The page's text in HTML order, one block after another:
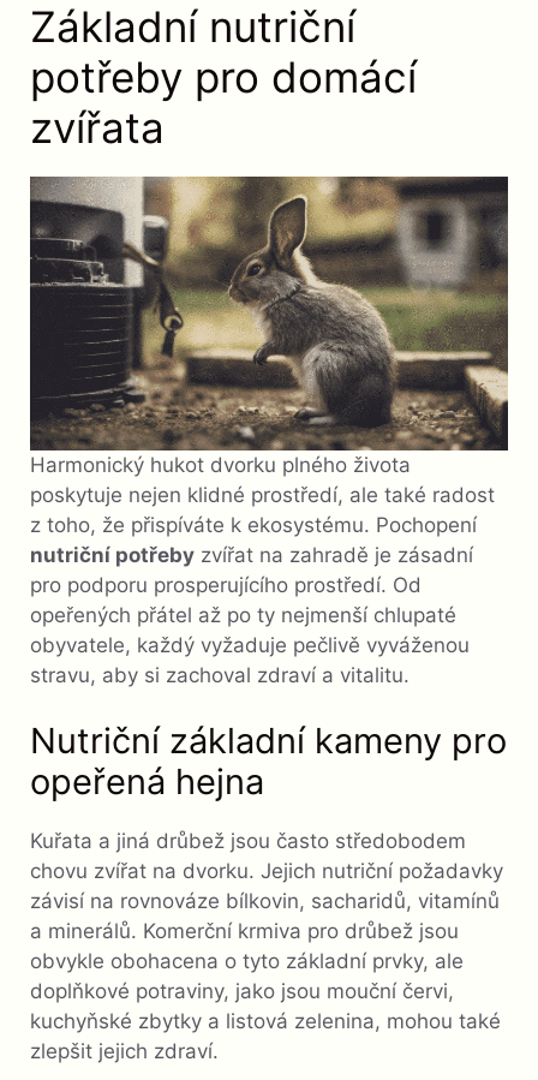
Základní nutriční
potřeby pro domácí
zvířata
Harmonický hukot dvorku plného života
poskytuje nejen klidné prostředí, ale také radost
z toho, že přispíváte k ekosystému. Pochopení
nutriční potřeby zvířat na zahradě je zásadní
pro podporu prosperujícího prostředí. Od
opeřených přátel až po ty nejmenší chlupaté
obyvatele, každý vyžaduje pečlivě vyváženou
stravu, aby si zachoval zdraví a vitalitu.
Nutriční základní kameny pro
opeřená hejna
Kuřata a jiná drůbež jsou často středobodem
chovu zvířat na dvorku. Jejich nutriční požadavky
závisí na rovnováze bílkovin, sacharidů, vitamínů
a minerálů. Komerční krmiva pro drůbež jsou
obvykle obohacena o tyto základní prvky, ale
doplňkové potraviny, jako jsou mouční červi,
kuchyňské zbytky a listová zelenina, mohou také
zlepšit jejich zdraví.